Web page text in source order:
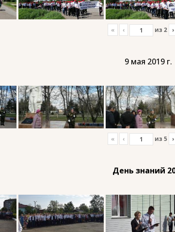
« ‹ из 2 ›
9 мая 2019 г.
« ‹ из 5 ›
День знаний